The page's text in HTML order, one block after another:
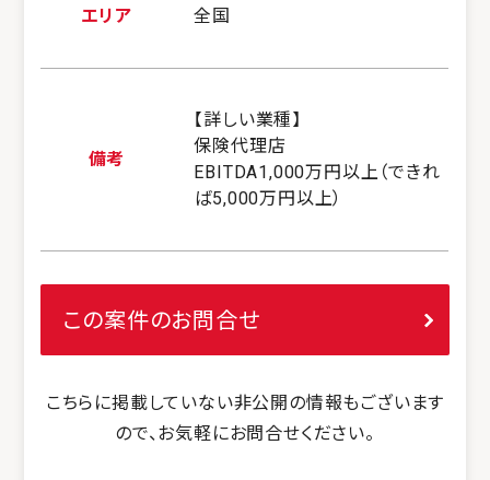
エリア 全国
備考
【詳しい業種】
保険代理店
EBITDA1,000万円以上（できれ
ば5,000万円以上）
この案件のお問合せ
こちらに掲載していない非公開の情報もございます
ので、お気軽にお問合せください。